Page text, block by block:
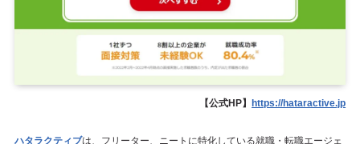
【公式HP】 https://hataractive.jp
ハタラクティブは、フリーター、ニートに特化している就職・転職エージェ